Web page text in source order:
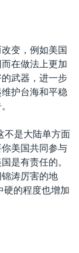
变，例如美国
在做法上更加
武器，进一步
护台海和平稳
不是大陆单方面
美国共同参与
是有责任的。
涛厉害的地
硬的程度也增加